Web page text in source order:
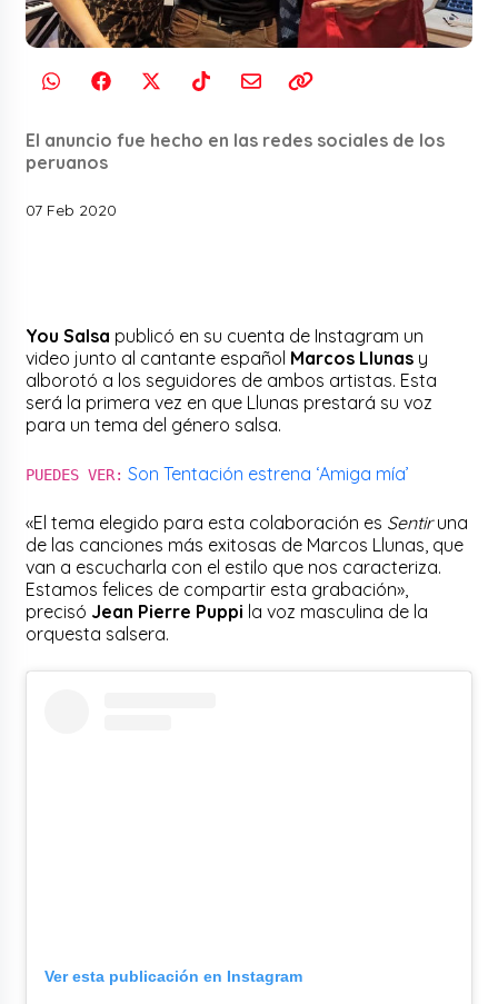
El anuncio fue hecho en las redes sociales de los
peruanos
07 Feb 2020
You Salsa publicó en su cuenta de Instagram un
video junto al cantante español Marcos Llunas y
alborotó a los seguidores de ambos artistas. Esta
será la primera vez en que Llunas prestará su voz
para un tema del género salsa.
PUEDES VER: Son Tentación estrena ‘Amiga mía’
«El tema elegido para esta colaboración es Sentiruna
de las canciones más exitosas de Marcos Llunas, que
van a escucharla con el estilo que nos caracteriza.
Estamos felices de compartir esta grabación»,
precisó Jean Pierre Puppi la voz masculina de la
orquesta salsera.
Ver esta publicación en Instagram